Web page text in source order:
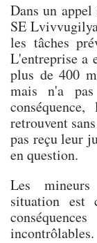
Dans un
SE
les tâches
L'entreprise a
plus de 400
mais n'a
retrouvent
pas reçu leur
en question.
Les
situation est
incontrôlables.